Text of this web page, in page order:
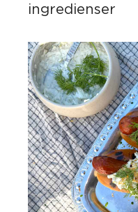
ingredienser